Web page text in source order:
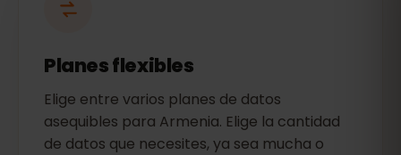
Planes flexibles
Elige entre varios planes de datos
asequibles para Armenia. Elige la cantidad
de datos que necesites, ya sea mucha o